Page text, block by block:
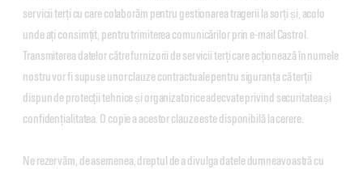
servicii terți cu care colaborăm pentru gestionarea tragerii la sorți și, acolo
unde ați consimțit, pentru trimiterea comunicărilor prin e-mail Castrol.
Transmiterea datelor către furnizorii de servicii terți care acționează în numele
nostru vor fi supuse unor clauze contractuale pentru siguranța că terții
dispun de protecții tehnice și organizatorice adecvate privind securitatea și
confidențialitatea. O copie a acestor clauze este disponibilă la cerere.
Ne rezervăm, de asemenea, dreptul de a divulga datele dumneavoastră cu